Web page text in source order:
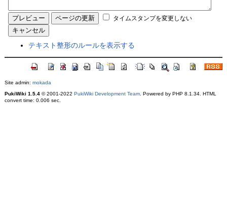
タイムスタンプを変更しない
テキスト整形のルールを表示する
Site admin: mokada
PukiWiki 1.5.4© 2001-2022 PukiWiki Development Team. Powered by PHP 8.1.34. HTML
convert time: 0.006 sec.